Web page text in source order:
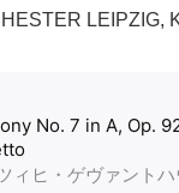
LEIPZIG,